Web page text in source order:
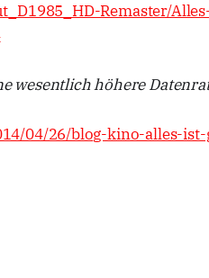
Remaster/
wesentlich höhere
04/26/blog-kino-alles-